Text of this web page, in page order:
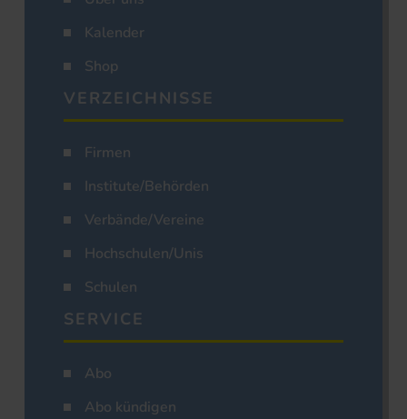
Kalender
Shop
VERZEICHNISSE
Firmen
Institute/Behörden
Verbände/Vereine
Hochschulen/Unis
Schulen
SERVICE
Abo
Abo kündigen